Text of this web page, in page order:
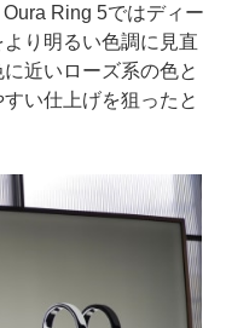
Ring 5ではディー
り明るい色調に見直
近いローズ系の色と
い仕上げを狙ったと